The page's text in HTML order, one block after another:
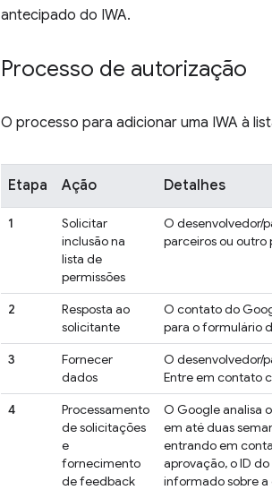
antecipado do IWA.
Processo de autorização
O processo para adicionar uma IWA à
Etapa Ação Detalhes
1
Solicitar
inclusão na
lista de
permissões
O desenvolvedor/
parceiros ou
2
Resposta ao
solicitante
O contato do
para o formulário
3
Fornecer
dados
O desenvolvedor/
Entre em contato
4
Processamento
de solicitações
e
fornecimento
de feedback
O Google analisa
em até duas
entrando em
aprovação, o ID
informado sobre